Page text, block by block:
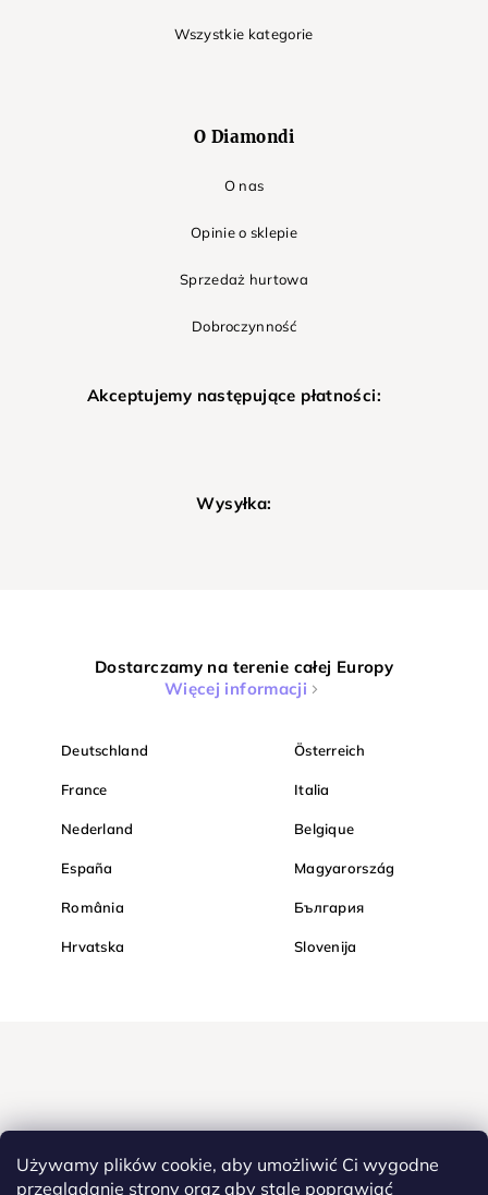
Używamy plików cookie, aby umożliwić Ci wygodne
przeglądanie strony oraz aby stale poprawiać
Wszystkie kategorie
O Diamondi
O nas
Opinie o sklepie
Sprzedaż hurtowa
Dobroczynność
Akceptujemy następujące płatności:
Wysyłka:
Dostarczamy na terenie całej Europy
Więcej informacji
Deutschland Österreich
France Italia
Nederland Belgique
España Magyarország
România България
Hrvatska Slovenija